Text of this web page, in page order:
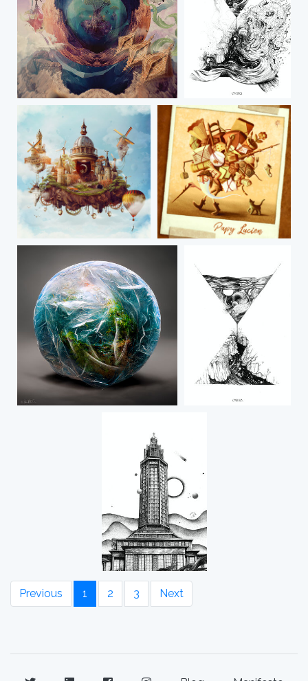
Previous 1 2 3 Next